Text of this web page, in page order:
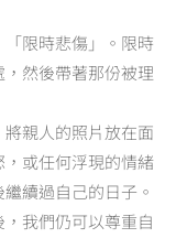
「限時悲傷」。限時
然後帶著那份被理
親人的照片放在面
或任何浮現的情緒
續過自己的日子。
我們仍可以尊重自